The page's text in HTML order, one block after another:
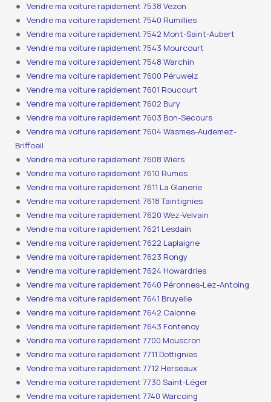
Vendre ma voiture rapidement 7538 Vezon
Vendre ma voiture rapidement 7540 Rumillies
Vendre ma voiture rapidement 7542 Mont-Saint-Aubert
Vendre ma voiture rapidement 7543 Mourcourt
Vendre ma voiture rapidement 7548 Warchin
Vendre ma voiture rapidement 7600 Péruwelz
Vendre ma voiture rapidement 7601 Roucourt
Vendre ma voiture rapidement 7602 Bury
Vendre ma voiture rapidement 7603 Bon-Secours
Vendre ma voiture rapidement 7604 Wasmes-Audemez-
Briffoeil
Vendre ma voiture rapidement 7608 Wiers
Vendre ma voiture rapidement 7610 Rumes
Vendre ma voiture rapidement 7611 La Glanerie
Vendre ma voiture rapidement 7618 Taintignies
Vendre ma voiture rapidement 7620 Wez-Velvain
Vendre ma voiture rapidement 7621 Lesdain
Vendre ma voiture rapidement 7622 Laplaigne
Vendre ma voiture rapidement 7623 Rongy
Vendre ma voiture rapidement 7624 Howardries
Vendre ma voiture rapidement 7640 Péronnes-Lez-Antoing
Vendre ma voiture rapidement 7641 Bruyelle
Vendre ma voiture rapidement 7642 Calonne
Vendre ma voiture rapidement 7643 Fontenoy
Vendre ma voiture rapidement 7700 Mouscron
Vendre ma voiture rapidement 7711 Dottignies
Vendre ma voiture rapidement 7712 Herseaux
Vendre ma voiture rapidement 7730 Saint-Léger
Vendre ma voiture rapidement 7740 Warcoing